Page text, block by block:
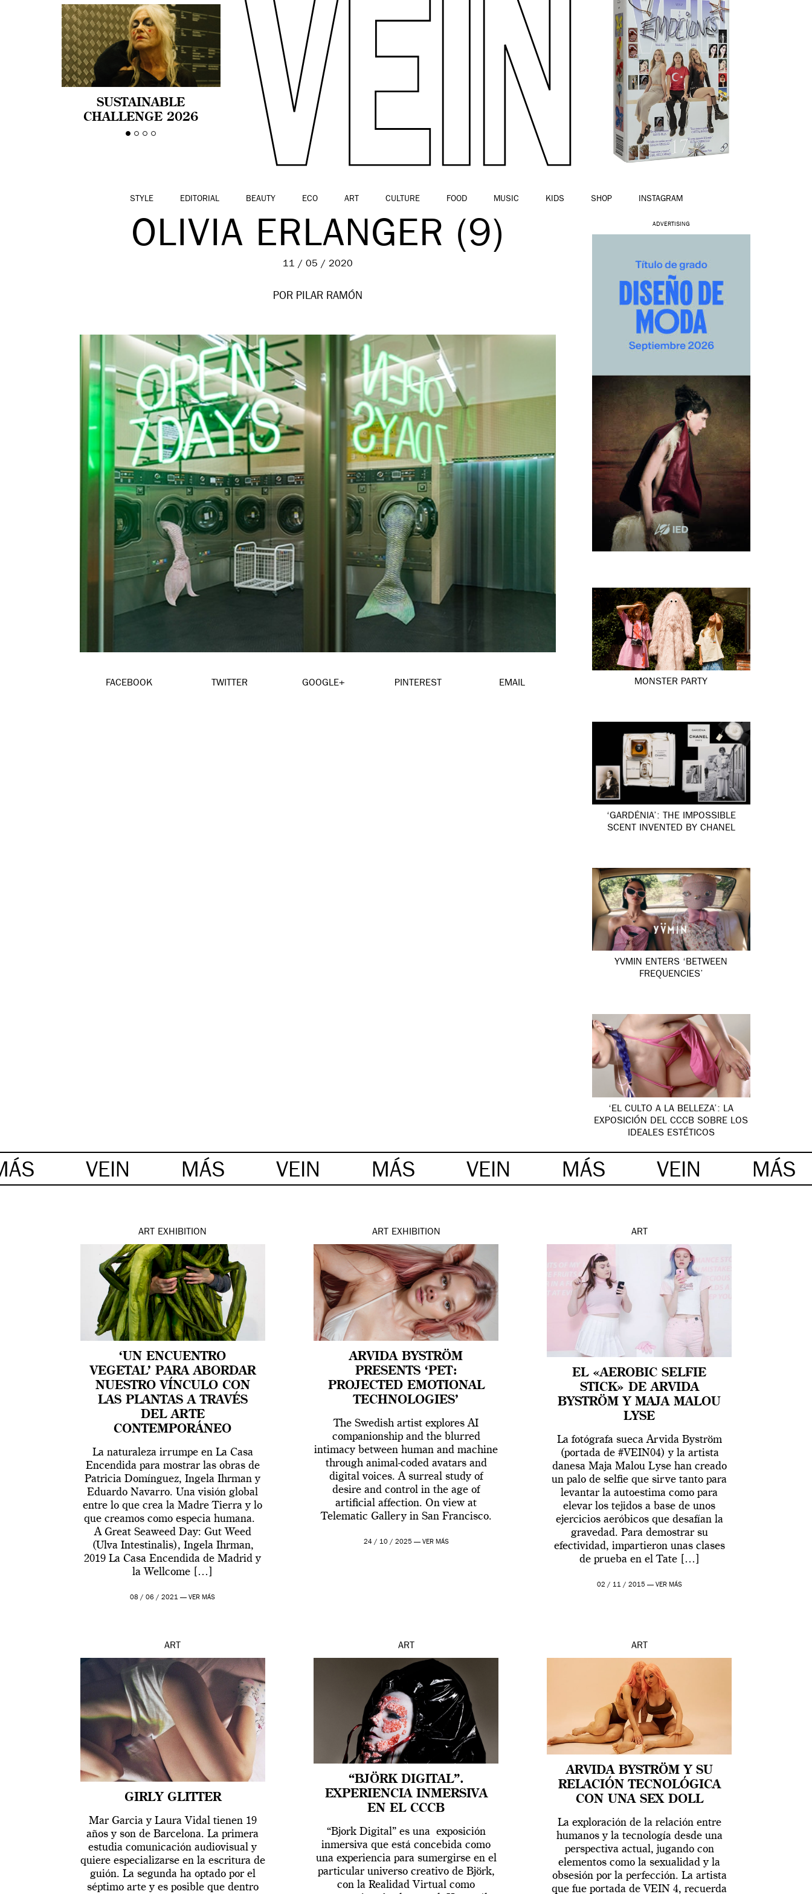
SUSTAINABLE
CHALLENGE 2026
CELEBRA LA
STYLE EDITORIAL BEAUTY ECO ART CULTURE FOOD MUSIC KIDS SHOP INSTAGRAM
OLIVIA ERLANGER (9)
11 / 05 / 2020
POR PILAR RAMÓN
FACEBOOK TWITTER GOOGLE+ PINTEREST EMAIL
ADVERTISING
MONSTER PARTY
‘GARDÉNIA’: THE IMPOSSIBLE
SCENT INVENTED BY CHANEL
YVMIN ENTERS ‘BETWEEN
FREQUENCIES’
‘EL CULTO A LA BELLEZA’: LA
EXPOSICIÓN DEL CCCB SOBRE LOS
IDEALES ESTÉTICOS
VEIN MÁS VEIN MÁS VEIN MÁS VEIN MÁS
ART EXHIBITION
‘UN ENCUENTRO
VEGETAL’ PARA ABORDAR
NUESTRO VÍNCULO CON
LAS PLANTAS A TRAVÉS
DEL ARTE
CONTEMPORÁNEO
La naturaleza irrumpe en La Casa
Encendida para mostrar las obras de
Patricia Domínguez, Ingela Ihrman y
Eduardo Navarro. Una visión global
entre lo que crea la Madre Tierra y lo
que creamos como especia humana.
A Great Seaweed Day: Gut Weed
(Ulva Intestinalis), Ingela Ihrman,
2019 La Casa Encendida de Madrid y
la Wellcome […]
08 / 06 / 2021 —VER MÁS
ART EXHIBITION
ARVIDA BYSTRÖM
PRESENTS ‘PET:
PROJECTED EMOTIONAL
TECHNOLOGIES’
The Swedish artist explores AI
companionship and the blurred
intimacy between human and machine
through animal-coded avatars and
digital voices. A surreal study of
desire and control in the age of
artificial affection. On view at
Telematic Gallery in San Francisco.
24 / 10 / 2025 — VER MÁS
ART
EL «AEROBIC SELFIE
STICK» DE ARVIDA
BYSTRÖM Y MAJA MALOU
LYSE
La fotógrafa sueca Arvida Byström
(portada de #VEIN04) y la artista
danesa Maja Malou Lyse han creado
un palo de selfie que sirve tanto para
levantar la autoestima como para
elevar los tejidos a base de unos
ejercicios aeróbicos que desafían la
gravedad. Para demostrar su
efectividad, impartieron unas clases
de prueba en el Tate […]
02 / 11 / 2015 — VER MÁS
ART
GIRLY GLITTER
Mar Garcia y Laura Vidal tienen 19
años y son de Barcelona. La primera
estudia comunicación audiovisual y
quiere especializarse en la escritura de
guión. La segunda ha optado por el
séptimo arte y es posible que dentro
ART
“BJÖRK DIGITAL”.
EXPERIENCIA INMERSIVA
EN EL CCCB
“Bjork Digital” es una exposición
inmersiva que está concebida como
una experiencia para sumergirse en el
particular universo creativo de Björk,
con la Realidad Virtual como
ART
ARVIDA BYSTRÖM Y SU
RELACIÓN TECNOLÓGICA
CON UNA SEX DOLL
La exploración de la relación entre
humanos y la tecnología desde una
perspectiva actual, jugando con
elementos como la sexualidad y la
obsesión por la perfección. La artista
que fue portada de VEIN 4, recuerda